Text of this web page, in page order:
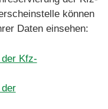
können
Daten einsehen:
Kfz-